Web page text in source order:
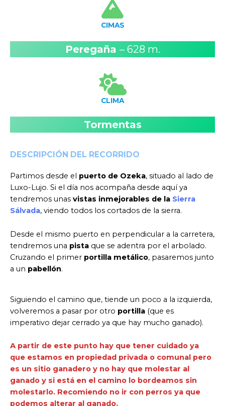
CIMAS
Peregaña – 628 m.
CLIMA
Tormentas
DESCRIPCIÓN DEL RECORRIDO
Partimos desde el puerto de Ozeka, situado al lado de
Luxo-Lujo. Si el día nos acompaña desde aquí ya
tendremos unas vistas inmejorables de la Sierra
Sálvada, viendo todos los cortados de la sierra.
Desde el mismo puerto en perpendicular a la carretera,
tendremos una pista que se adentra por el arbolado.
Cruzando el primer portilla metálico, pasaremos junto
a un pabellón.
Siguiendo el camino que, tiende un poco a la izquierda,
volveremos a pasar por otro portilla (que es
imperativo dejar cerrado ya que hay mucho ganado).
A partir de este punto hay que tener cuidado ya
que estamos en propiedad privada o comunal pero
es un sitio ganadero y no hay que molestar al
ganado y si está en el camino lo bordeamos sin
molestarlo. Recomiendo no ir con perros ya que
podemos alterar al ganado.